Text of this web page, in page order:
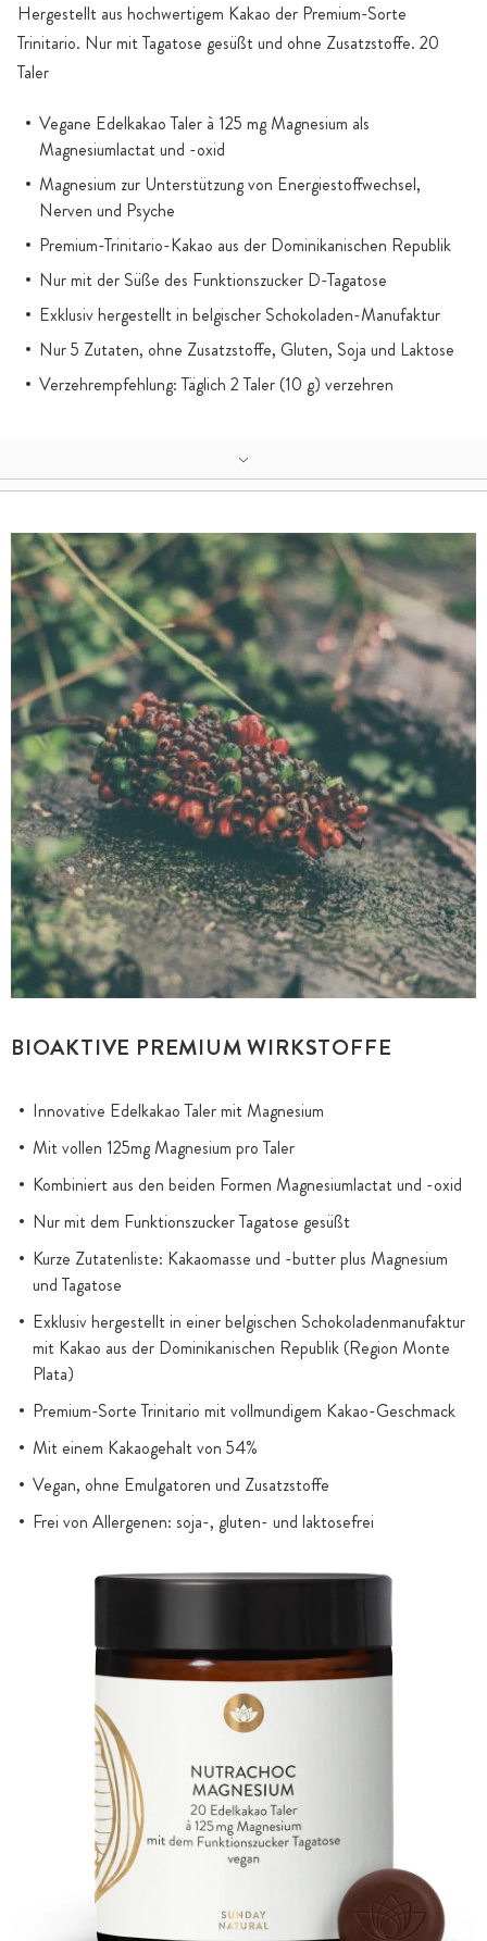
Hergestellt aus hochwertigem Kakao der Premium-Sorte
Trinitario. Nur mit Tagatose gesüßt und ohne Zusatzstoffe. 20
Taler
Vegane Edelkakao Taler à 125 mg Magnesium als
Magnesiumlactat und -oxid
Magnesium zur Unterstützung von Energiestoffwechsel,
Nerven und Psyche
Premium-Trinitario-Kakao aus der Dominikanischen Republik
Nur mit der Süße des Funktionszucker D-Tagatose
Exklusiv hergestellt in belgischer Schokoladen-Manufaktur
Nur 5 Zutaten, ohne Zusatzstoffe, Gluten, Soja und Laktose
Verzehrempfehlung: Täglich 2 Taler (10 g) verzehren
BIOAKTIVE PREMIUM WIRKSTOFFE
Innovative Edelkakao Taler mit Magnesium
Mit vollen 125mg Magnesium pro Taler
Kombiniert aus den beiden Formen Magnesiumlactat und -oxid
Nur mit dem Funktionszucker Tagatose gesüßt
Kurze Zutatenliste: Kakaomasse und -butter plus Magnesium
und Tagatose
Exklusiv hergestellt in einer belgischen Schokoladenmanufaktur
mit Kakao aus der Dominikanischen Republik (Region Monte
Plata)
Premium-Sorte Trinitario mit vollmundigem Kakao-Geschmack
Mit einem Kakaogehalt von 54%
Vegan, ohne Emulgatoren und Zusatzstoffe
Frei von Allergenen: soja-, gluten- und laktosefrei